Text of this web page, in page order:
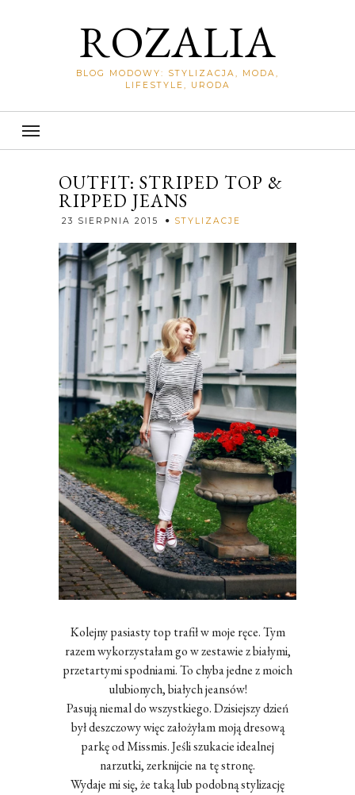
ROZALIA
BLOG MODOWY: STYLIZACJA, MODA,
LIFESTYLE, URODA
OUTFIT: STRIPED TOP &
RIPPED JEANS
23 SIERPNIA 2015 STYLIZACJE
Kolejny pasiasty top trafił w moje ręce. Tym
razem wykorzystałam go w zestawie z białymi,
przetartymi spodniami. To chyba jedne z moich
ulubionych, białych jeansów!
Pasują niemal do wszystkiego. Dzisiejszy dzień
był deszczowy więc założyłam moją dresową
parkę od Missmis. Jeśli szukacie idealnej
narzutki, zerknijcie na tę stronę.
Wydaje mi się, że taką lub podobną stylizację